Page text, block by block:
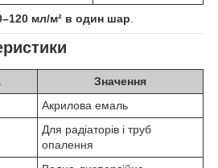
мл/м² в один шар.
Значення
Акрилова емаль
Для радіаторів і труб
опалення